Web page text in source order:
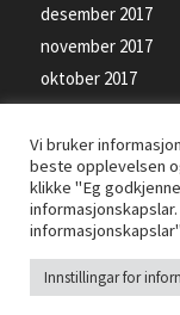
desember 2017
november 2017
oktober 2017
september 2017
beskyttet av
Vi bruker
beste opplevelsen
klikke "Eg
Innstillingar for